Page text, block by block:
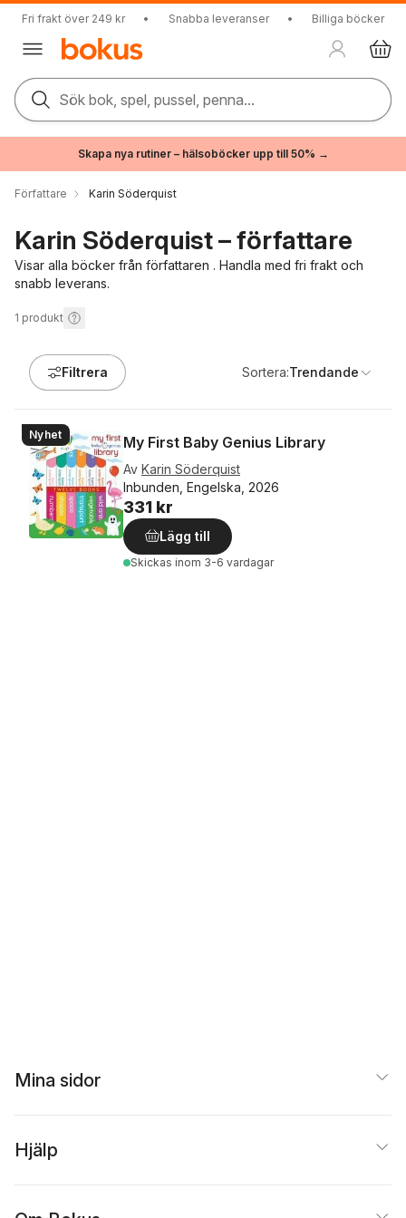
Fri frakt över 249 kr • Snabba leveranser • Billiga böcker
Sök bok, spel, pussel, penna...
Skapa nya rutiner – hälsoböcker upp till 50% →
Författare Karin Söderquist
Karin Söderquist – författare
Visar alla böcker från författaren . Handla med fri frakt och
snabb leverans.
1 produkt
Filtrera Sortera:Trendande
Nyhet My First Baby Genius Library
Av Karin Söderquist
Inbunden, Engelska, 2026
331 kr
Lägg till
Skickas inom 3-6 vardagar
Mina sidor
Hjälp